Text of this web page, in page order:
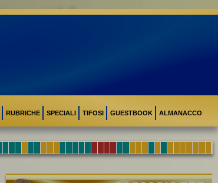
RUBRICHE SPECIALI TIFOSI GUESTBOOK ALMANACCO